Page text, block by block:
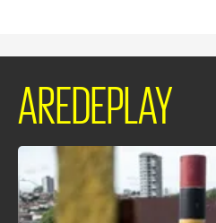
AREDEPLAY